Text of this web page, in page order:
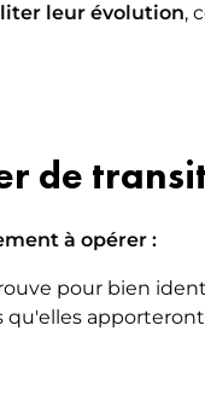
leur évolution,
de
à opérer :
pour bien
qu'elles apporteront